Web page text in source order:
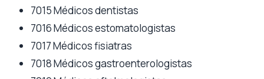
7015 Médicos dentistas
7016 Médicos estomatologistas
7017 Médicos fisiatras
7018 Médicos gastroenterologistas